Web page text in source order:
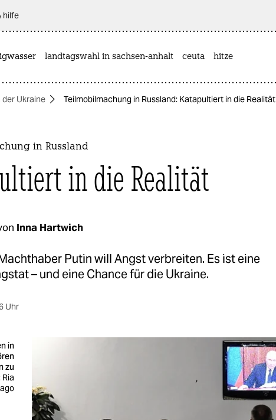
hilfe
landtagswahl in sachsen-anhalt ceuta hitze
der Ukraine Teilmobilmachung in Russland: Katapultiert in die Realität
in Russland
in die Realität
Inna Hartwich
Putin will Angst verbreiten. Es ist eine
– und eine Chance für die Ukraine.
Uhr
in
zu
Ria